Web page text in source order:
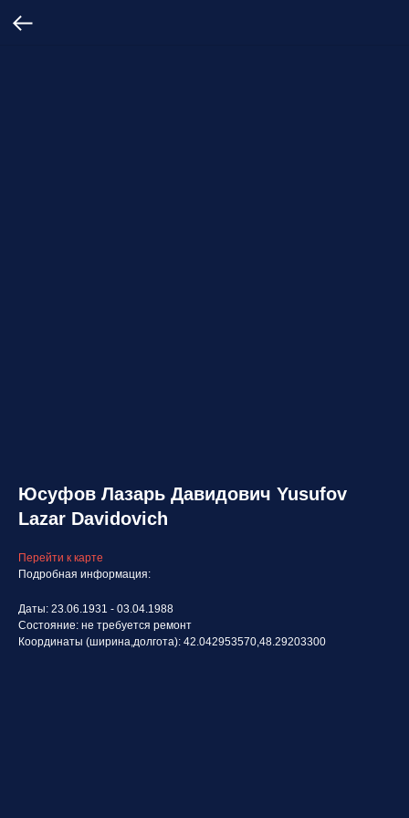
Юсуфов Лазарь Давидович Yusufov
Lazar Davidovich
Перейти к карте
Подробная информация:
Даты: 23.06.1931 - 03.04.1988
Состояние: не требуется ремонт
Координаты (ширина,долгота): 42.042953570,48.29203300